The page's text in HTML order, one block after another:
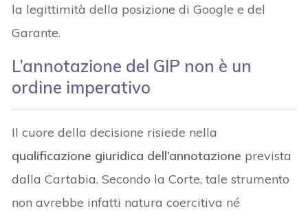
la legittimità della posizione di Google e del
Garante.
L’annotazione del GIP non è un
ordine imperativo
Il cuore della decisione risiede nella
qualificazione giuridica dell’annotazione prevista
dalla Cartabia. Secondo la Corte, tale strumento
non avrebbe infatti natura coercitiva né